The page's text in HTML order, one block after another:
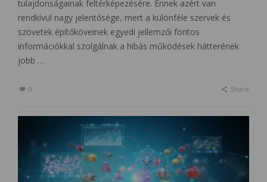
tulajdonságainak feltérképezésére. Ennek azért van
rendkívül nagy jelentősége, mert a különféle szervek és
szövetek építőköveinek egyedi jellemzői fontos
információkkal szolgálnak a hibás működések hátterének
jobb …
0 Share